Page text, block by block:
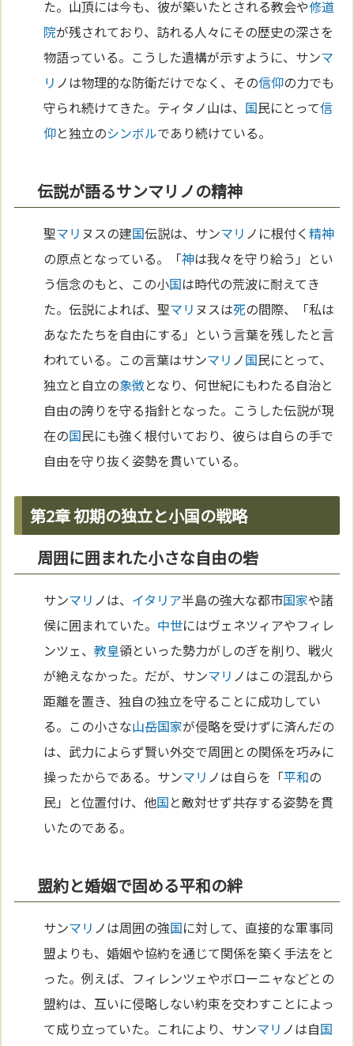
た。山頂には今も、彼が築いたとされる教会や修道
院が残されており、訪れる人々にその歴史の深さを
物語っている。こうした遺構が示すように、サンマ
リ ノは物理的な防衛だけでなく、その信仰の力でも
守られ続けてきた。ティタノ山は、 国民にとって信
仰と独立のシンボルであり続けている。
伝説が語るサンマリノの精神
聖マリ ヌスの建国伝説は、サンマリ ノに根付く精神
の原点となっている。「神は我々を守り給う」とい
う信念のもと、この小国は時代の荒波に耐えてき
た。伝説によれば、聖マリ ヌスは死の間際、「私は
あなたたちを自由にする」という言葉を残したと言
われている。この言葉はサンマリ ノ国民にとって、
独立と自立の象徴となり、何世紀にもわたる自治と
自由の誇りを守る指針となった。こうした伝説が現
在の国民にも強く根付いており、彼らは自らの手で
自由を守り抜く姿勢を貫いている。
第2章 初期の独立と小国の戦略
周囲に囲まれた小さな自由の砦
サンマリ ノは、 イタリア半島の強大な都市国家や諸
侯に囲まれていた。 中世にはヴェネツィアやフィレ
ンツェ、教皇領といった勢力がしのぎを削り、戦火
が絶えなかった。だが、サンマリ ノはこの混乱から
距離を置き、独自の独立を守ることに成功してい
る。この小さな山岳国家が侵略を受けずに済んだの
は、武力によらず賢い外交で周囲との関係を巧みに
操ったからである。サンマリ ノは自らを「平和の
民」と位置付け、他国と敵対せず共存する姿勢を貫
いたのである。
盟約と婚姻で固める平和の絆
サンマリ ノは周囲の強国に対して、直接的な軍事同
盟よりも、婚姻や協約を通じて関係を築く手法をと
った。例えば、フィレンツェやボローニャなどとの
盟約は、互いに侵略しない約束を交わすことによっ
て成り立っていた。これにより、サンマリ ノは自国